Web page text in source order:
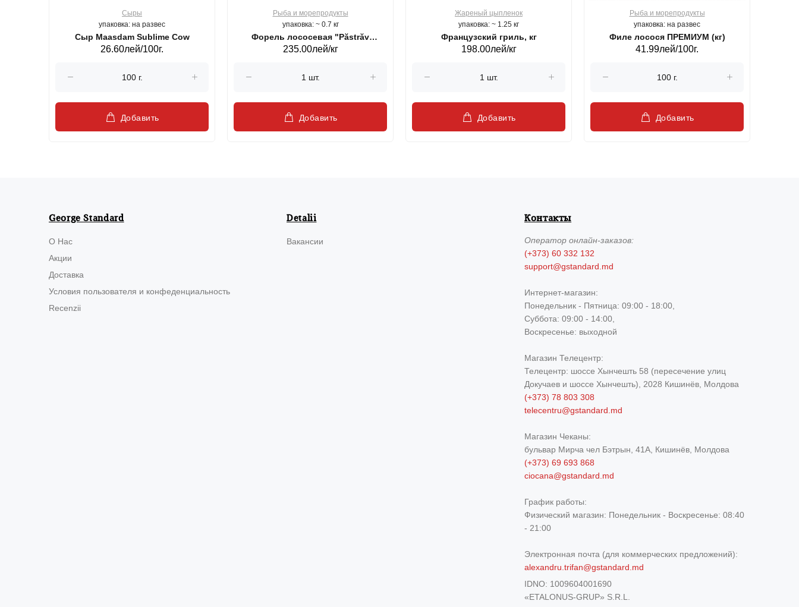
Сыры
упаковка: на развес
Сыр Maasdam Sublime Cow
26.60лей/100г.
Добавить
Рыба и морепродукты
упаковка: ~ 0.7 кг
Форель лососевая "Păstrăv
Moldovenesc"
235.00лей/кг
Добавить
Жареный цыпленок
упаковка: ~ 1.25 кг
Французский гриль, кг
198.00лей/кг
Добавить
Рыба и морепродукты
упаковка: на развес
Филе лосося ПРЕМИУМ (кг)
41.99лей/100г.
Добавить
George Standard
О Нас
Акции
Доставка
Условия пользователя и конфеденциальность
Recenzii
Detalii
Вакансии
Контакты
Операторонлайн-заказов:
(+373) 60 332 132
support@gstandard.md
Интернет-магазин:
Понедельник - Пятница: 09:00 - 18:00,
Суббота: 09:00 - 14:00,
Воскресенье: выходной
Магазин Телецентр:
Телецентр: шоссе Хынчешть 58 (пересечение улиц
Докучаев и шоссе Хынчешть), 2028 Кишинёв, Молдова
(+373) 78 803 308
telecentru@gstandard.md
Магазин Чеканы:
бульвар Мирча чел Бэтрын, 41A, Кишинёв, Молдова
(+373) 69 693 868
ciocana@gstandard.md
График работы:
Физический магазин: Понедельник - Воскресенье: 08:40
- 21:00
Электронная почта (для коммерческих предложений):
alexandru.trifan@gstandard.md
IDNO: 1009604001690
«ETALONUS-GRUP» S.R.L.